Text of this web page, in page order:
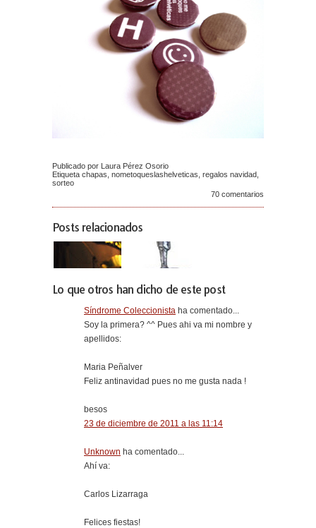
Publicado por Laura Pérez Osorio
Etiqueta chapas nometoqueslashelveticas regalos navidad
sorteo
70 comentarios
Posts relacionados
Lo que otros han dicho de este post
Síndrome Coleccionista ha comentado...
Soy la primera? ^^ Pues ahi va mi nombre y
apellidos:
Maria Peñalver
Feliz antinavidad pues no me gusta nada !
besos
23 de diciembre de 2011 a las 11:14
Unknown ha comentado...
Ahí va:
Carlos Lizarraga
Felices fiestas!